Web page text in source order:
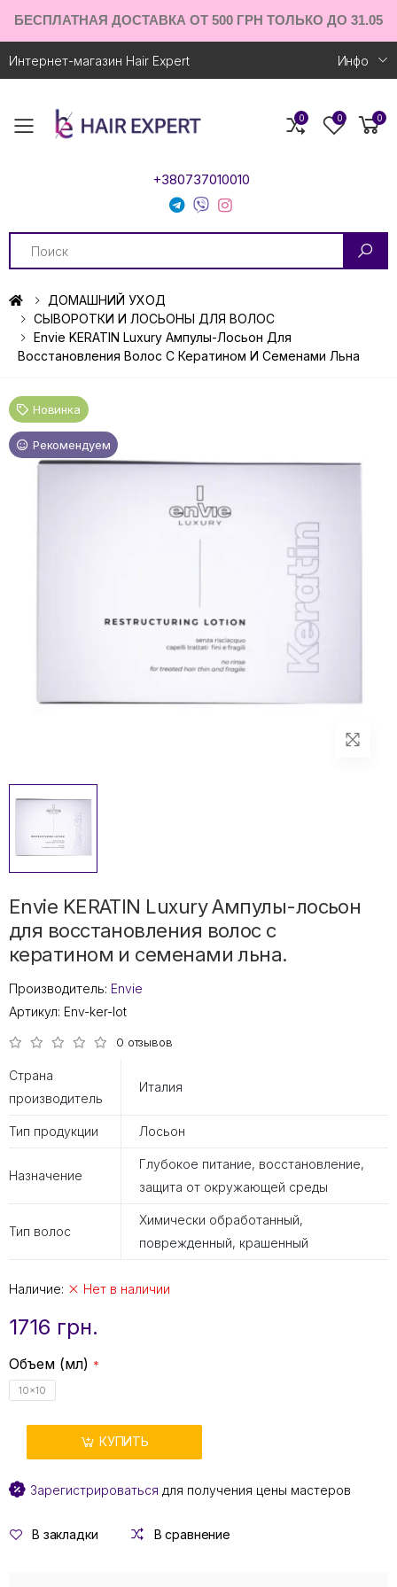
БЕСПЛАТНАЯ ДОСТАВКА ОТ 500 ГРН ТОЛЬКО ДО 31.05
Интернет-магазин Hair Expert Инфо
Toggle mobile menu
+380737010010
Search
0 0 0
ДОМАШНИЙ УХОД
СЫВОРОТКИ И ЛОСЬОНЫ ДЛЯ ВОЛОС
Envie KERATIN Luxury Ампулы-Лосьон Для
Восстановления Волос С Кератином И Семенами Льна
Новинка
Рекомендуем
Envie KERATIN Luxury Ампулы-лосьон
для восстановления волос с
кератином и семенами льна.
Производитель: Envie
Артикул: Env-ker-lot
0 отзывов
Страна
производитель
Италия
Тип продукции Лосьон
Назначение
Глубокое питание, восстановление,
защита от окружающей среды
Тип волос
Химически обработанный,
поврежденный, крашенный
Наличие: Нет в наличии
1716 грн.
Объем (мл)
10x10
КУПИТЬ
Зарегистрироваться для получения цены мастеров
В закладки В сравнение